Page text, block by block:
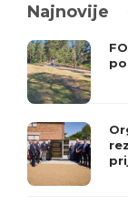
Najnovije